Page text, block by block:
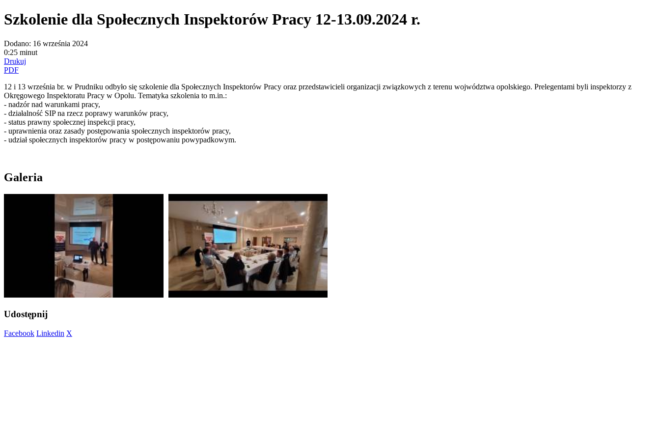
Szkolenie dla Społecznych Inspektorów Pracy 12-13.09.2024 r.
Dodano: 16 września 2024
0:25 minut
Drukuj
PDF
12 i 13 września br. w Prudniku odbyło się szkolenie dla Społecznych Inspektorów Pracy oraz przedstawicieli organizacji związkowych z terenu wojwództwa opolskiego. Prelegentami byli inspektorzy z
Okręgowego Inspektoratu Pracy w Opolu. Tematyka szkolenia to m.in.:
- nadzór nad warunkami pracy,
- działalność SIP na rzecz poprawy warunków pracy,
- status prawny społecznej inspekcji pracy,
- uprawnienia oraz zasady postępowania społecznych inspektorów pracy,
- udział społecznych inspektorów pracy w postępowaniu powypadkowym.
Galeria
Udostępnij
Facebook Linkedin X